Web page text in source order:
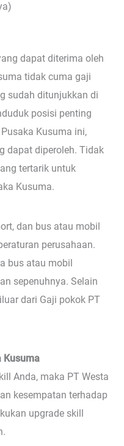
dapat diterima oleh
tidak cuma gaji
sudah ditunjukkan di
posisi penting
Kusuma ini,
dapat diperoleh. Tidak
tertarik untuk
Kusuma.
dan bus atau mobil
perusahaan.
bus atau mobil
sepenuhnya. Selain
dari Gaji pokok PT
Kusuma
Anda, maka PT Westa
kesempatan terhadap
upgrade skill